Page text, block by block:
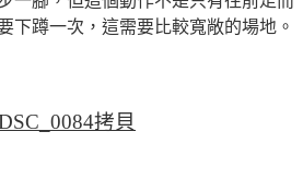
下蹲一次，這需要比較寬敞的場地。